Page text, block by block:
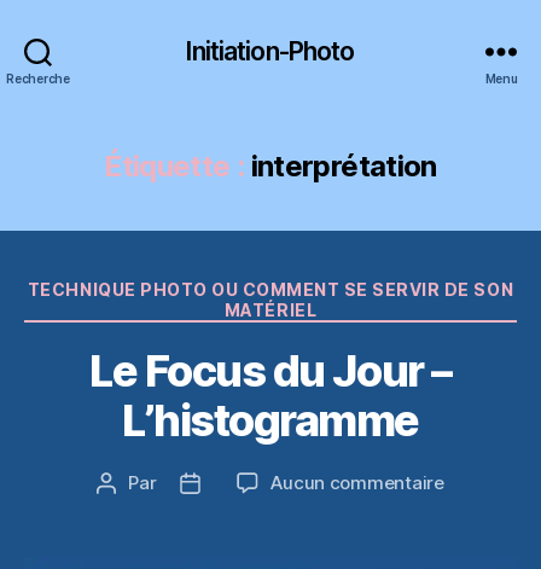
Recherche
Initiation-Photo
Menu
Étiquette : interprétation
Catégories
TECHNIQUE PHOTO OU COMMENT SE SERVIR DE SON
MATÉRIEL
Le Focus du Jour –
L’histogramme
Auteur
Par
Date
Aucun commentairesur